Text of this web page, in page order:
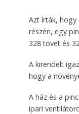
Azt írták, hogy
részén, egy
328 tövet és
A kirendelt
hogy a
A ház és a
ipari